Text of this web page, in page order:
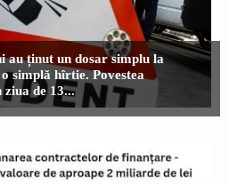
au ținut un dosar simplu la
simplă hîrtie. Povestea
ziua de 13...